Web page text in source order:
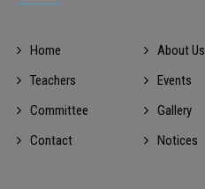
Home
About Us
Teachers
Events
Committee
Gallery
Contact
Notices